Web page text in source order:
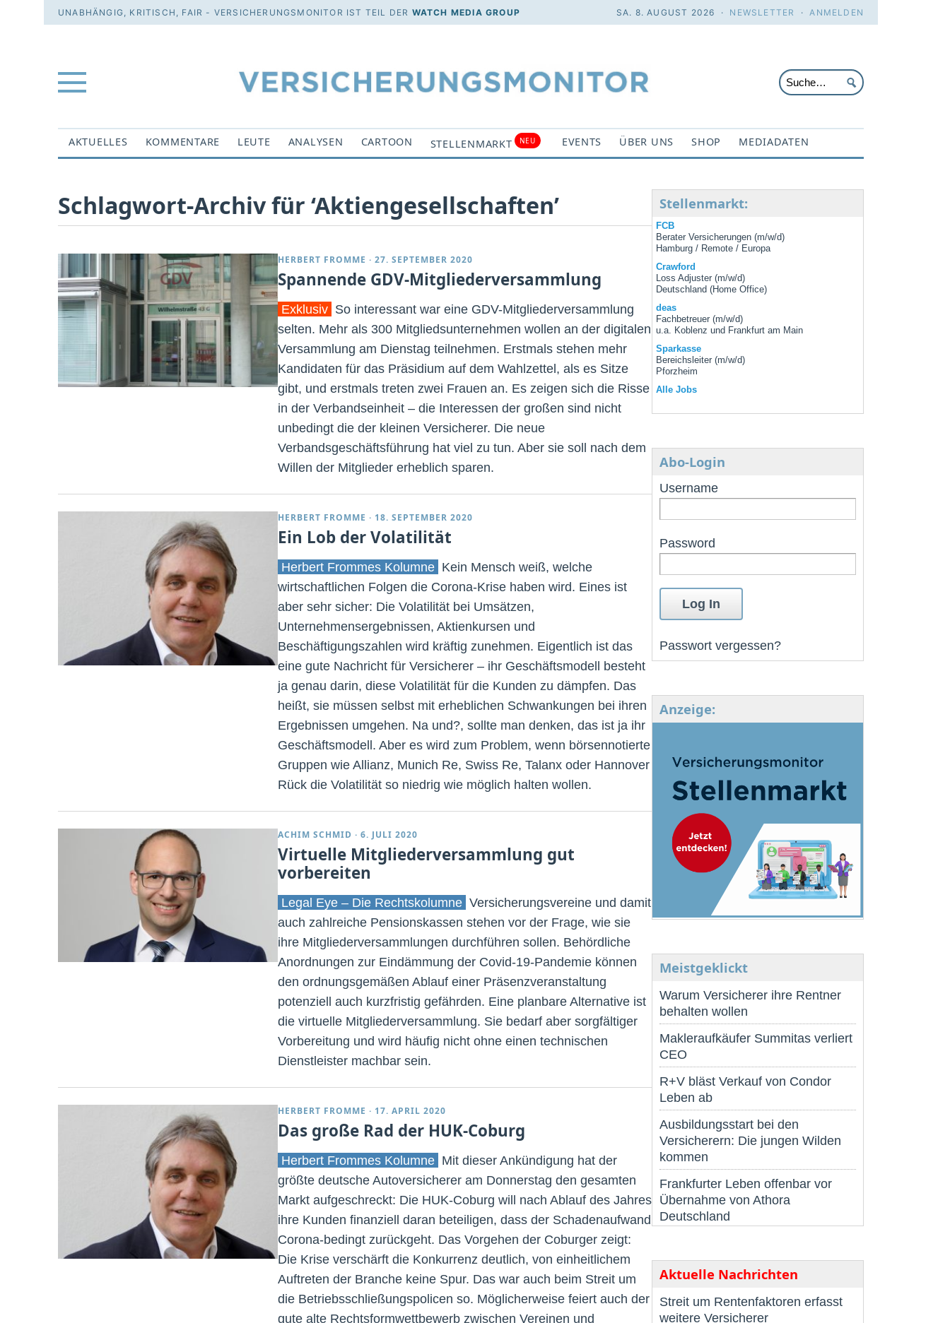
UNABHÄNGIG, KRITISCH, FAIR - VERSICHERUNGSMONITOR IST TEIL DER WATCH MEDIA GROUP SA. 8. AUGUST 2026 · NEWSLETTER ·ANMELDEN
AKTUELLES KOMMENTARE LEUTE ANALYSEN CARTOON STELLENMARKT NEU EVENTS ÜBER UNS SHOP MEDIADATEN
Schlagwort-Archiv für ‘Aktiengesellschaften’
HERBERT FROMME · 27. SEPTEMBER 2020
Spannende GDV-Mitgliederversammlung
Exklusiv So interessant war eine GDV-Mitgliederversammlung
selten. Mehr als 300 Mitgliedsunternehmen wollen an der digitalen
Versammlung am Dienstag teilnehmen. Erstmals stehen mehr
Kandidaten für das Präsidium auf dem Wahlzettel, als es Sitze
gibt, und erstmals treten zwei Frauen an. Es zeigen sich die Risse
in der Verbandseinheit – die Interessen der großen sind nicht
unbedingt die der kleinen Versicherer. Die neue
Verbandsgeschäftsführung hat viel zu tun. Aber sie soll nach dem
Willen der Mitglieder erheblich sparen.
HERBERT FROMME · 18. SEPTEMBER 2020
Ein Lob der Volatilität
Herbert Frommes Kolumne Kein Mensch weiß, welche
wirtschaftlichen Folgen die Corona-Krise haben wird. Eines ist
aber sehr sicher: Die Volatilität bei Umsätzen,
Unternehmensergebnissen, Aktienkursen und
Beschäftigungszahlen wird kräftig zunehmen. Eigentlich ist das
eine gute Nachricht für Versicherer – ihr Geschäftsmodell besteht
ja genau darin, diese Volatilität für die Kunden zu dämpfen. Das
heißt, sie müssen selbst mit erheblichen Schwankungen bei ihren
Ergebnissen umgehen. Na und?, sollte man denken, das ist ja ihr
Geschäftsmodell. Aber es wird zum Problem, wenn börsennotierte
Gruppen wie Allianz, Munich Re, Swiss Re, Talanx oder Hannover
Rück die Volatilität so niedrig wie möglich halten wollen.
ACHIM SCHMID · 6. JULI 2020
Virtuelle Mitgliederversammlung gut
vorbereiten
Legal Eye – Die Rechtskolumne Versicherungsvereine und damit
auch zahlreiche Pensionskassen stehen vor der Frage, wie sie
ihre Mitgliederversammlungen durchführen sollen. Behördliche
Anordnungen zur Eindämmung der Covid-19-Pandemie können
den ordnungsgemäßen Ablauf einer Präsenzveranstaltung
potenziell auch kurzfristig gefährden. Eine planbare Alternative ist
die virtuelle Mitgliederversammlung. Sie bedarf aber sorgfältiger
Vorbereitung und wird häufig nicht ohne einen technischen
Dienstleister machbar sein.
HERBERT FROMME · 17. APRIL 2020
Das große Rad der HUK-Coburg
Herbert Frommes Kolumne Mit dieser Ankündigung hat der
größte deutsche Autoversicherer am Donnerstag den gesamten
Markt aufgeschreckt: Die HUK-Coburg will nach Ablauf des Jahres
ihre Kunden finanziell daran beteiligen, dass der Schadenaufwand
Corona-bedingt zurückgeht. Das Vorgehen der Coburger zeigt:
Die Krise verschärft die Konkurrenz deutlich, von einheitlichem
Auftreten der Branche keine Spur. Das war auch beim Streit um
die Betriebsschließungspolicen so. Möglicherweise feiert auch der
gute alte Rechtsformwettbewerb zwischen Vereinen und
Stellenmarkt:
FCB
Berater Versicherungen (m/w/d)
Hamburg / Remote / Europa
Crawford
Loss Adjuster (m/w/d)
Deutschland (Home Office)
deas
Fachbetreuer (m/w/d)
u.a. Koblenz und Frankfurt am Main
Sparkasse
Bereichsleiter (m/w/d)
Pforzheim
Alle Jobs
Abo-Login
Username
Password
Passwort vergessen?
Anzeige:
Meistgeklickt
Warum Versicherer ihre Rentner
behalten wollen
Makleraufkäufer Summitas verliert
CEO
R+V bläst Verkauf von Condor
Leben ab
Ausbildungsstart bei den
Versicherern: Die jungen Wilden
kommen
Frankfurter Leben offenbar vor
Übernahme von Athora
Deutschland
Aktuelle Nachrichten
Streit um Rentenfaktoren erfasst
weitere Versicherer